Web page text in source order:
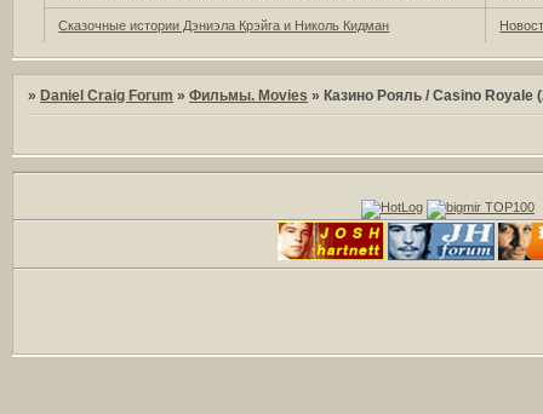
Сказочные истории Дэниэла Крэйга и Николь Кидман
» Daniel Craig Forum »Фильмы. Movies » Казино Рояль / Casino Royale